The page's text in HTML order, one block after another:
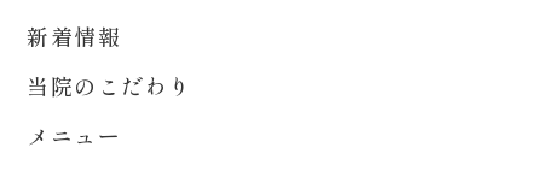
新着情報
当院のこだわり
メニュー